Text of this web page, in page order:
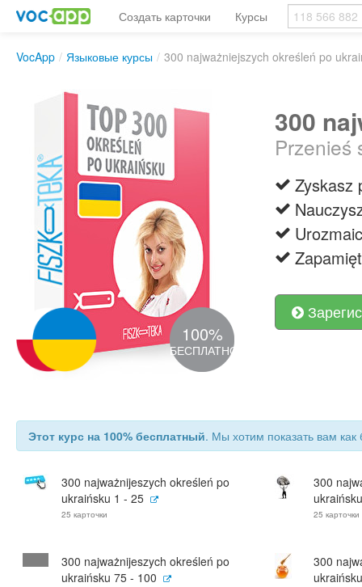
Создать карточки Курсы
VocApp / Языковые курсы / 300 najważniejszych określeń po
100%
БЕСПЛАТНО
300
Przenieś
Zyskasz
Этот курс на 100% бесплатный. Мы хотим показать вам
300 najważnijeszych określeń po
ukraińsku 1 - 25
25 карточки
300
25 карточки
300 najważnijeszych określeń po
ukraińsku 75 - 100
300